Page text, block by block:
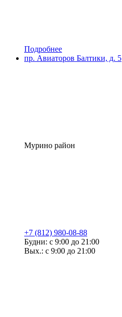
Подробнее
пр. Авиаторов Балтики, д. 5
Мурино район
+7 (812) 980-08-88
Будни: с 9:00 до 21:00
Вых.: с 9:00 до 21:00